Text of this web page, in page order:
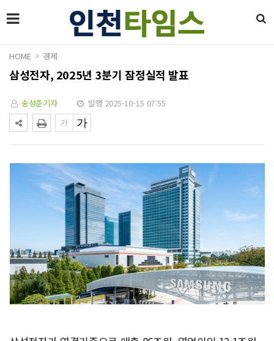
HOME 경제
삼성전자, 2025년 3분기 잠정실적 발표
송성춘기자 발행 2025-10-15 07:55